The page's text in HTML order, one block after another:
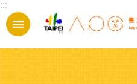
跳到主要內容區塊
:::